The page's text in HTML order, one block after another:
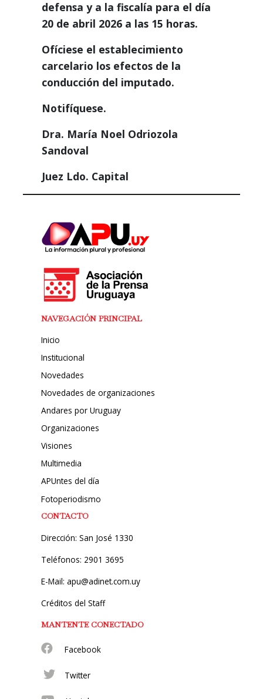
defensa y a la fiscalía para el día
20 de abril 2026 a las 15 horas.
Ofíciese el establecimiento
carcelario los efectos de la
conducción del imputado.
Notifíquese.
Dra. María Noel Odriozola
Sandoval
Juez Ldo. Capital
NAVEGACIÓN PRINCIPAL
Inicio
Institucional
Novedades
Novedades de organizaciones
Andares por Uruguay
Organizaciones
Visiones
Multimedia
APUntes del día
Fotoperiodismo
CONTACTO
Dirección: San José 1330
Teléfonos: 2901 3695
E-Mail: apu@adinet.com.uy
Créditos del Staff
MANTENTE CONECTADO
Facebook
Twitter